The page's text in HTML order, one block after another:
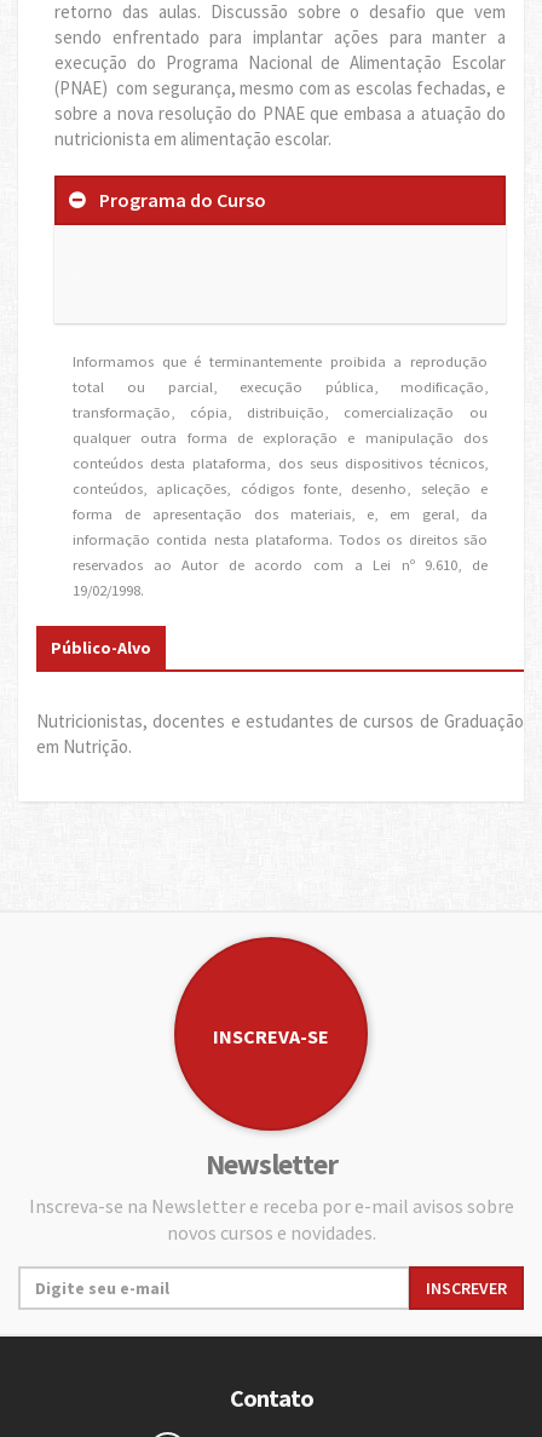
retorno das aulas. Discussão sobre o desafio que vem
sendo enfrentado para implantar ações para manter a
execução do Programa Nacional de Alimentação Escolar
(PNAE) com segurança, mesmo com as escolas fechadas, e
sobre a nova resolução do PNAE que embasa a atuação do
nutricionista em alimentação escolar.
Programa do Curso
Informamos que é terminantemente proibida a reprodução
total ou parcial, execução pública, modificação,
transformação, cópia, distribuição, comercialização ou
qualquer outra forma de exploração e manipulação dos
conteúdos desta plataforma, dos seus dispositivos técnicos,
conteúdos, aplicações, códigos fonte, desenho, seleção e
forma de apresentação dos materiais, e, em geral, da
informação contida nesta plataforma. Todos os direitos são
reservados ao Autor de acordo com a Lei nº 9.610, de
19/02/1998.
Público-Alvo
Nutricionistas, docentes e estudantes de cursos de Graduação
em Nutrição.
INSCREVA-SE
Newsletter
Inscreva-se na Newsletter e receba por e-mail avisos sobre
novos cursos e novidades.
Contato